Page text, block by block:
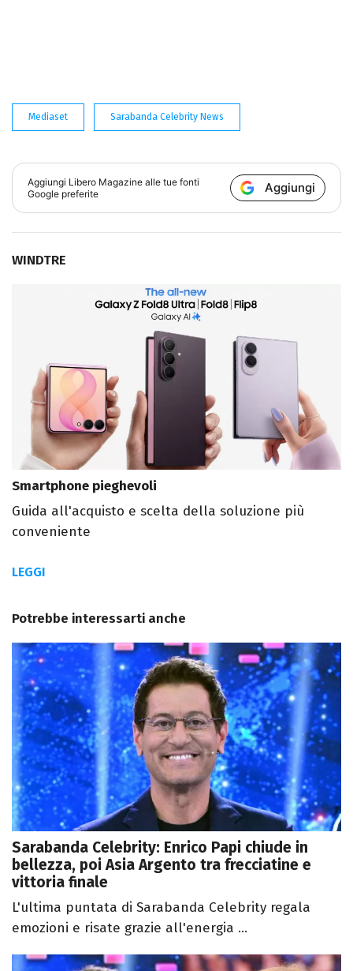
Mediaset Sarabanda Celebrity News
Aggiungi Libero Magazine alle tue fonti
Google preferite
Aggiungi
WINDTRE
Smartphone pieghevoli
Guida all'acquisto e scelta della soluzione più
conveniente
LEGGI
Potrebbe interessarti anche
Sarabanda Celebrity: Enrico Papi chiude in
bellezza, poi Asia Argento tra frecciatine e
vittoria finale
L'ultima puntata di Sarabanda Celebrity regala
emozioni e risate grazie all'energia ...